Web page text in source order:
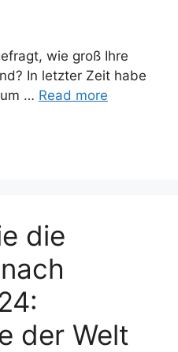
wie groß Ihre
In letzter Zeit habe
… Read more
die
der Welt